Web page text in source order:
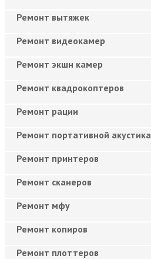
Ремонт вытяжек
Ремонт видеокамер
Ремонт экшн камер
Ремонт квадрокоптеров
Ремонт рации
Ремонт портативной акустика
Ремонт принтеров
Ремонт сканеров
Ремонт мфу
Ремонт копиров
Ремонт плоттеров